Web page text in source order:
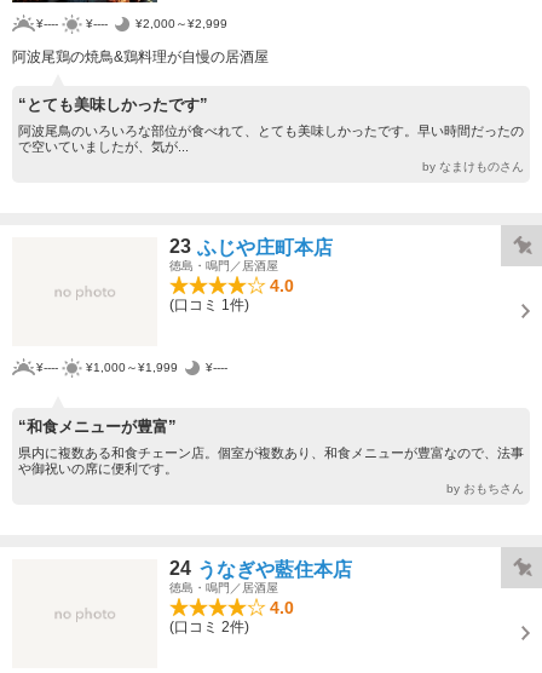
¥---- ¥---- ¥2,000～¥2,999
阿波尾鶏の焼鳥&鶏料理が自慢の居酒屋
“とても美味しかったです”
阿波尾鳥のいろいろな部位が食べれて、とても美味しかったです。早い時間だったの
で空いていましたが、気が...
by なまけものさん
23 ふじや庄町本店
徳島・鳴門／居酒屋
4.0
(口コミ 1件)
¥---- ¥1,000～¥1,999 ¥----
“和食メニューが豊富”
県内に複数ある和食チェーン店。個室が複数あり、和食メニューが豊富なので、法事
や御祝いの席に便利です。
by おもちさん
24 うなぎや藍住本店
徳島・鳴門／居酒屋
4.0
(口コミ 2件)